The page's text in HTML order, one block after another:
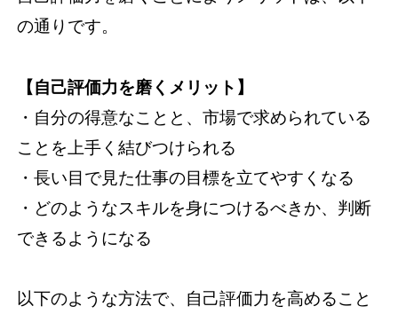
の通りです。
【自己評価力を磨くメリット】
・自分の得意なことと、市場で求められている
ことを上手く結びつけられる
・長い目で見た仕事の目標を立てやすくなる
・どのようなスキルを身につけるべきか、判断
できるようになる
以下のような方法で、自己評価力を高めること